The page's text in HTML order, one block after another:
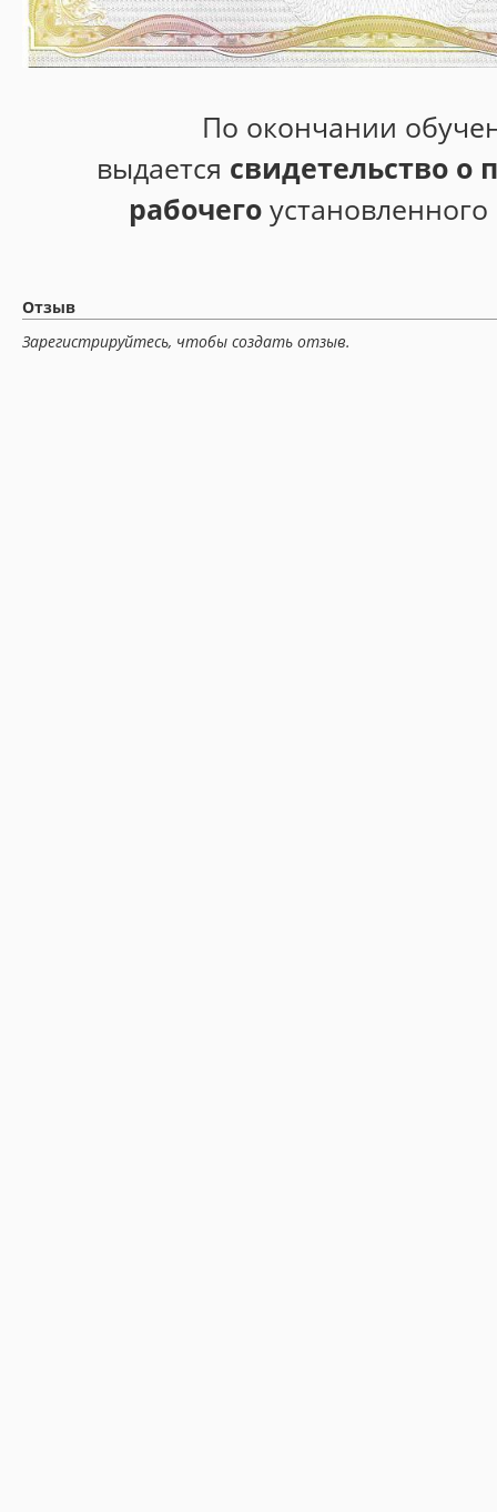
По окончании
выдается свидетельство о
рабочего
Отзыв
Зарегистрируйтесь, чтобы создать отзыв.